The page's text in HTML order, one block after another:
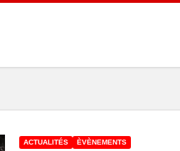
ACTUALITÉS ÈVÈNEMENTS